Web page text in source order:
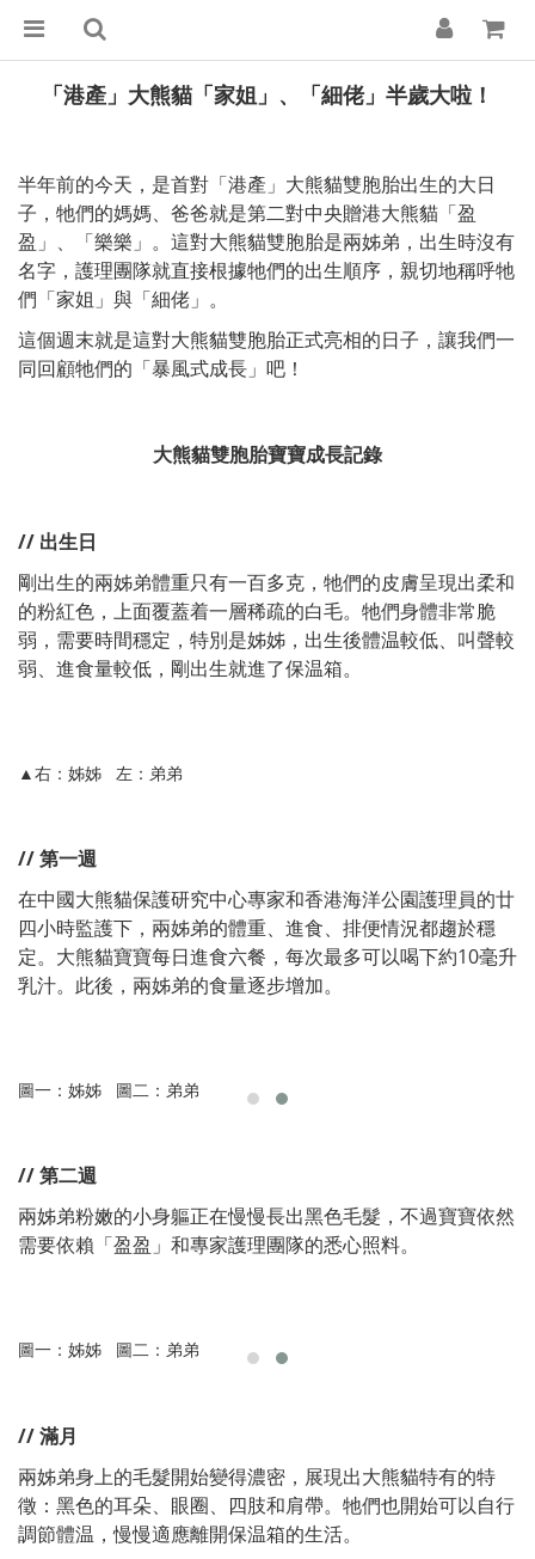
「港產」大熊貓「家姐」、「細佬」半歲大啦！
半年前的今天，是首對「港產」大熊貓雙胞胎出生的大日
子，牠們的媽媽、爸爸就是第二對中央贈港大熊貓「盈
盈」、「樂樂」。這對大熊貓雙胞胎是兩姊弟，出生時沒有
名字，護理團隊就直接根據牠們的出生順序，親切地稱呼牠
們「家姐」與「細佬」。
這個週末就是這對大熊貓雙胞胎正式亮相的日子，讓我們一
同回顧牠們的「暴風式成長」吧！
大熊貓雙胞胎寶寶成長記錄
// 出生日
剛出生的兩姊弟體重只有一百多克，牠們的皮膚呈現出柔和
的粉紅色，上面覆蓋着一層稀疏的白毛。牠們身體非常脆
弱，需要時間穩定，特別是姊姊，出生後體温較低、叫聲較
弱、進食量較低，剛出生就進了保温箱。
▲右：姊姊 左：弟弟
// 第一週
在中國大熊貓保護研究中心專家和香港海洋公園護理員的廿
四小時監護下，兩姊弟的體重、進食、排便情況都趨於穩
定。大熊貓寶寶每日進食六餐，每次最多可以喝下約10毫升
乳汁。此後，兩姊弟的食量逐步增加。
圖一：姊姊 圖二：弟弟
// 第二週
兩姊弟粉嫩的小身軀正在慢慢長出黑色毛髮，不過寶寶依然
需要依賴「盈盈」和專家護理團隊的悉心照料。
圖一：姊姊 圖二：弟弟
// 滿月
兩姊弟身上的毛髮開始變得濃密，展現出大熊貓特有的特
徵：黑色的耳朵、眼圈、四肢和肩帶。牠們也開始可以自行
調節體温，慢慢適應離開保温箱的生活。